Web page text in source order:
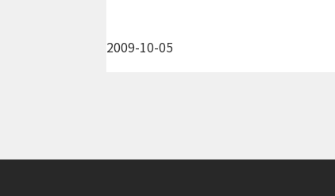
2009-10-05